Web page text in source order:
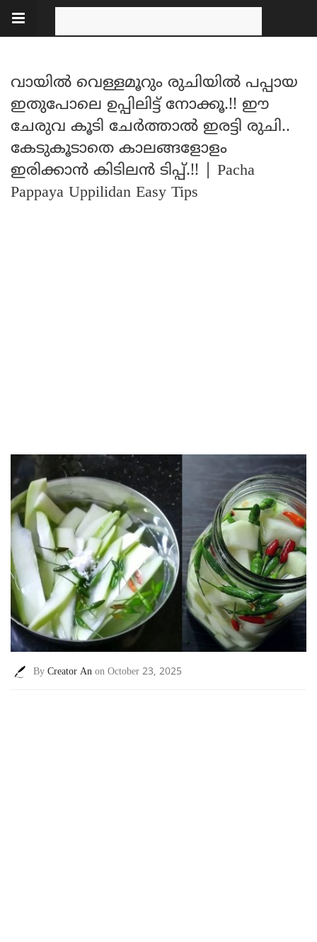
വായിൽ വെള്ളമൂറും രുചിയിൽ പപ്പായ
ഇതുപോലെ ഉപ്പിലിട്ട് നോക്കൂ.!! ഈ
ചേരുവ കൂടി ചേർത്താൽ ഇരട്ടി രുചി..
കേടുകൂടാതെ കാലങ്ങളോളം
ഇരിക്കാൻ കിടിലൻ ടിപ്പ്.!! | Pacha
Pappaya Uppilidan Easy Tips
By Creator An on October 23, 2025